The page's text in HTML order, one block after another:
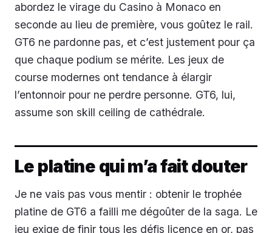
abordez le virage du Casino à Monaco en
seconde au lieu de première, vous goûtez le rail.
GT6 ne pardonne pas, et c’est justement pour ça
que chaque podium se mérite. Les jeux de
course modernes ont tendance à élargir
l’entonnoir pour ne perdre personne. GT6, lui,
assume son skill ceiling de cathédrale.
Le platine qui m’a fait douter
Je ne vais pas vous mentir : obtenir le trophée
platine de GT6 a failli me dégoûter de la saga. Le
jeu exige de finir tous les défis licence en or, pas